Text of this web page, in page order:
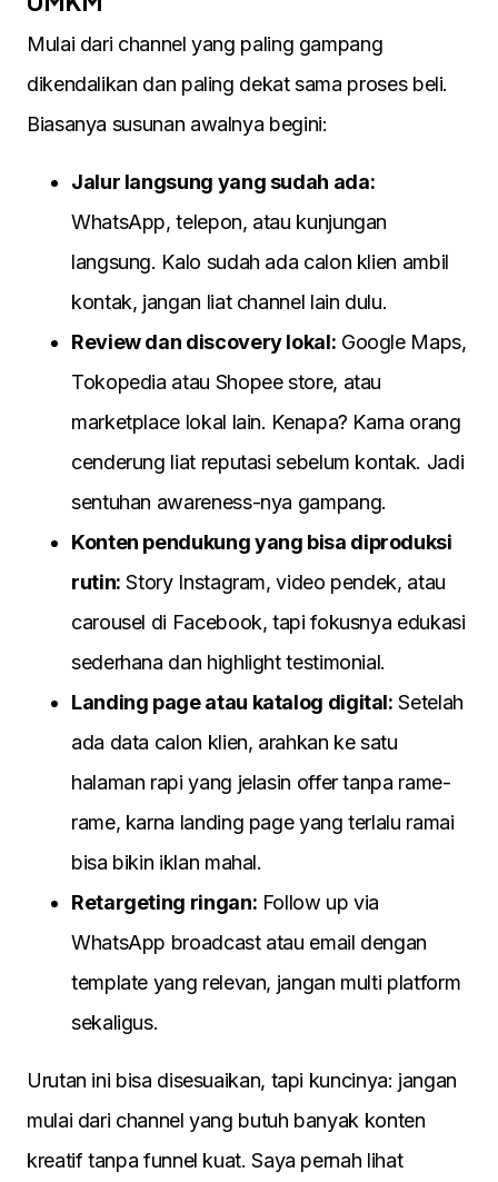
Mulai dari channel yang paling gampang
dikendalikan dan paling dekat sama proses beli.
Biasanya susunan awalnya begini:
Jalur langsung yang sudah ada:
WhatsApp, telepon, atau kunjungan
langsung. Kalo sudah ada calon klien ambil
kontak, jangan liat channel lain dulu.
Review dan discovery lokal: Google Maps,
Tokopedia atau Shopee store, atau
marketplace lokal lain. Kenapa? Karna orang
cenderung liat reputasi sebelum kontak. Jadi
sentuhan awareness-nya gampang.
Konten pendukung yang bisa diproduksi
rutin: Story Instagram, video pendek, atau
carousel di Facebook, tapi fokusnya edukasi
sederhana dan highlight testimonial.
Landing page atau katalog digital: Setelah
ada data calon klien, arahkan ke satu
halaman rapi yang jelasin offer tanpa rame-
rame, karna landing page yang terlalu ramai
bisa bikin iklan mahal.
Retargeting ringan: Follow up via
WhatsApp broadcast atau email dengan
template yang relevan, jangan multi platform
sekaligus.
Urutan ini bisa disesuaikan, tapi kuncinya: jangan
mulai dari channel yang butuh banyak konten
kreatif tanpa funnel kuat. Saya pernah lihat